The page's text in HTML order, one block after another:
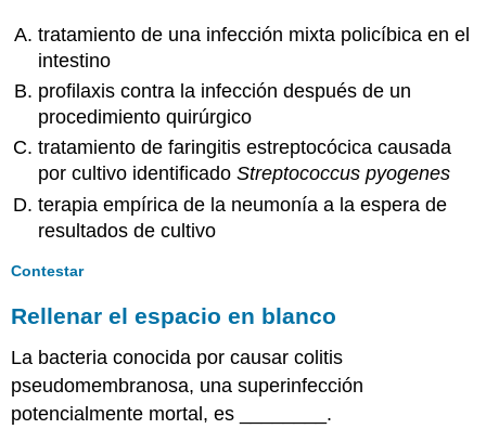
tratamiento de una infección mixta policíbica en el
intestino
profilaxis contra la infección después de un
procedimiento quirúrgico
tratamiento de faringitis estreptocócica causada
por cultivo identificadoStreptococcus pyogenes
terapia empírica de la neumonía a la espera de
resultados de cultivo
Contestar
Rellenar el espacio en blanco
La bacteria conocida por causar colitis
pseudomembranosa, una superinfección
potencialmente mortal, es ________.